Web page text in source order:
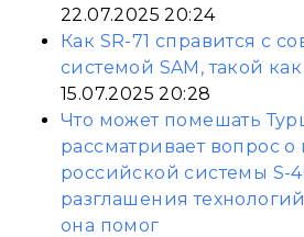
22.07.2025 20:24
Как SR-71 справится с
системой SAM, такой
15.07.2025 20:28
Что может помешать
рассматривает вопрос
российской системы S-
разглашения
она помог